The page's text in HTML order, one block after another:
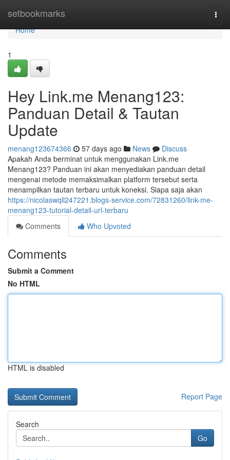
setbookmarks
Home
Home
1
Hey Link.me Menang123:
Panduan Detail & Tautan
Update
menang123674366 57 days ago News
Discuss
Apakah Anda berminat untuk menggunakan Link.me
Menang123? Panduan ini akan menyediakan panduan detail
mengenai metode memaksimalkan platform tersebut serta
menampilkan tautan terbaru untuk koneksi. Siapa saja akan
https://nicolaswqll247221.blogs-service.com/72831260/link-me-
menang123-tutorial-detail-url-terbaru
Comments
Who Upvoted
Comments
Submit a Comment
No HTML
HTML is disabled
Report Page
Search
Go